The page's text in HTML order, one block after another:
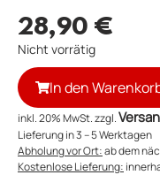
28,90 €
Nicht vorrätig
In den
inkl. 20% MwSt. zzgl.
Lieferung in 3 – 5 Werktagen
Abholung vor Ort:ab dem
Kostenlose Lieferung: